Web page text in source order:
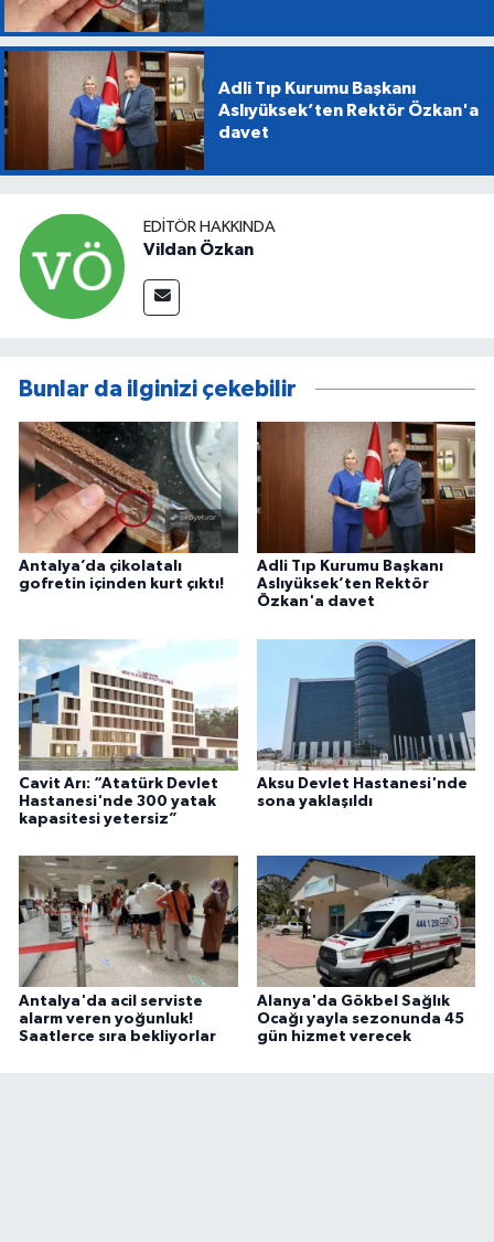
Adli Tıp Kurumu Başkanı
Aslıyüksek’ten Rektör Özkan'a
davet
EDITÖR HAKKINDA
Vildan Özkan
Bunlar da ilginizi çekebilir
Antalya’da çikolatalı
gofretin içinden kurt çıktı!
Adli Tıp Kurumu Başkanı
Aslıyüksek’ten Rektör
Özkan'a davet
Cavit Arı: “Atatürk Devlet
Hastanesi'nde 300 yatak
kapasitesi yetersiz”
Aksu Devlet Hastanesi'nde
sona yaklaşıldı
Antalya'da acil serviste
alarm veren yoğunluk!
Saatlerce sıra bekliyorlar
Alanya'da Gökbel Sağlık
Ocağı yayla sezonunda 45
gün hizmet verecek